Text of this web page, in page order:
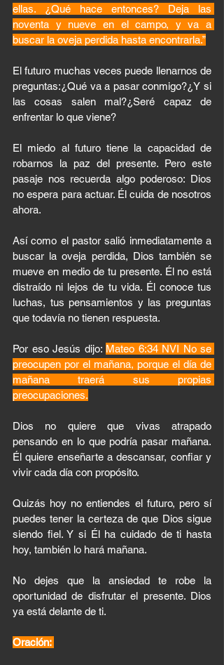
ellas. ¿Qué hace entonces? Deja las
noventa y nueve en el campo, y va a
buscar la oveja perdida hasta encontrarla.”
El futuro muchas veces puede llenarnos de
preguntas:¿Qué va a pasar conmigo?¿Y si
las cosas salen mal?¿Seré capaz de
enfrentar lo que viene?
El miedo al futuro tiene la capacidad de
robarnos la paz del presente. Pero este
pasaje nos recuerda algo poderoso: Dios
no espera para actuar. Él cuida de nosotros
ahora.
Así como el pastor salió inmediatamente a
buscar la oveja perdida, Dios también se
mueve en medio de tu presente. Él no está
distraído ni lejos de tu vida. Él conoce tus
luchas, tus pensamientos y las preguntas
que todavía no tienen respuesta.
Por eso Jesús dijo: Mateo 6:34 NVI No se
preocupen por el mañana, porque el día de
mañana traerá sus propias
preocupaciones.
Dios no quiere que vivas atrapado
pensando en lo que podría pasar mañana.
Él quiere enseñarte a descansar, confiar y
vivir cada día con propósito.
Quizás hoy no entiendes el futuro, pero sí
puedes tener la certeza de que Dios sigue
siendo fiel. Y si Él ha cuidado de ti hasta
hoy, también lo hará mañana.
No dejes que la ansiedad te robe la
oportunidad de disfrutar el presente. Dios
ya está delante de ti.
Oración: